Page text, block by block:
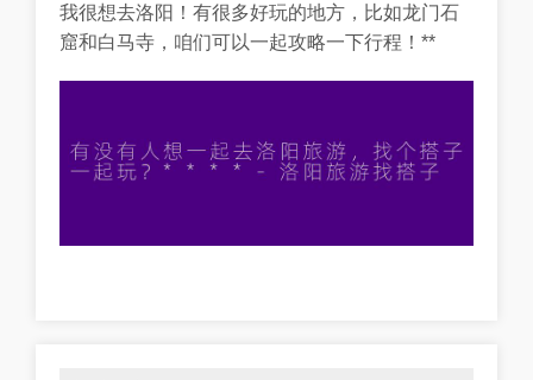
我很想去洛阳！有很多好玩的地方，比如龙门石
窟和白马寺，咱们可以一起攻略一下行程！**